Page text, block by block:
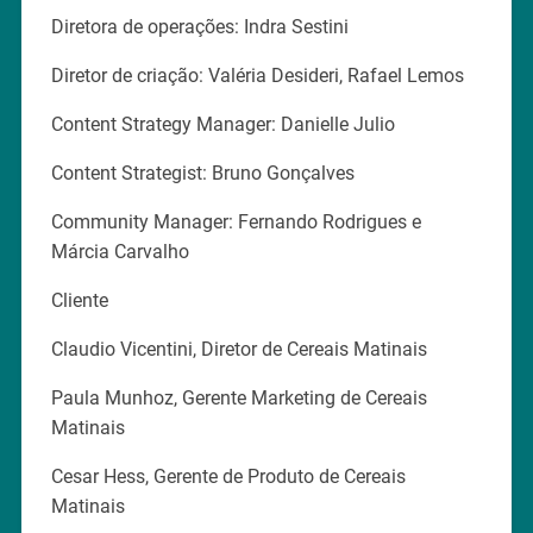
Diretora de operações: Indra Sestini
Diretor de criação: Valéria Desideri, Rafael Lemos
Content Strategy Manager: Danielle Julio
Content Strategist: Bruno Gonçalves
Community Manager: Fernando Rodrigues e
Márcia Carvalho
Cliente
Claudio Vicentini, Diretor de Cereais Matinais
Paula Munhoz, Gerente Marketing de Cereais
Matinais
Cesar Hess, Gerente de Produto de Cereais
Matinais